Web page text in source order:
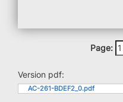
Page:
Version pdf:
AC-261-BDEF2_0.pdf